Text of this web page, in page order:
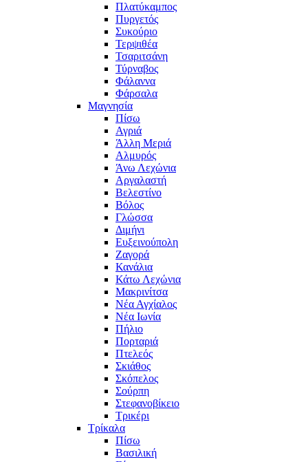
Πλατύκαμπος
Πυργετός
Συκούριο
Τερψιθέα
Τσαριτσάνη
Τύρναβος
Φάλαννα
Φάρσαλα
Μαγνησία
Πίσω
Αγριά
Άλλη Μεριά
Αλμυρός
Άνω Λεχώνια
Αργαλαστή
Βελεστίνο
Βόλος
Γλώσσα
Διμήνι
Ευξεινούπολη
Ζαγορά
Κανάλια
Κάτω Λεχώνια
Μακρινίτσα
Νέα Αγχίαλος
Νέα Ιωνία
Πήλιο
Πορταριά
Πτελεός
Σκιάθος
Σκόπελος
Σούρπη
Στεφανοβίκειο
Τρικέρι
Τρίκαλα
Πίσω
Βασιλική